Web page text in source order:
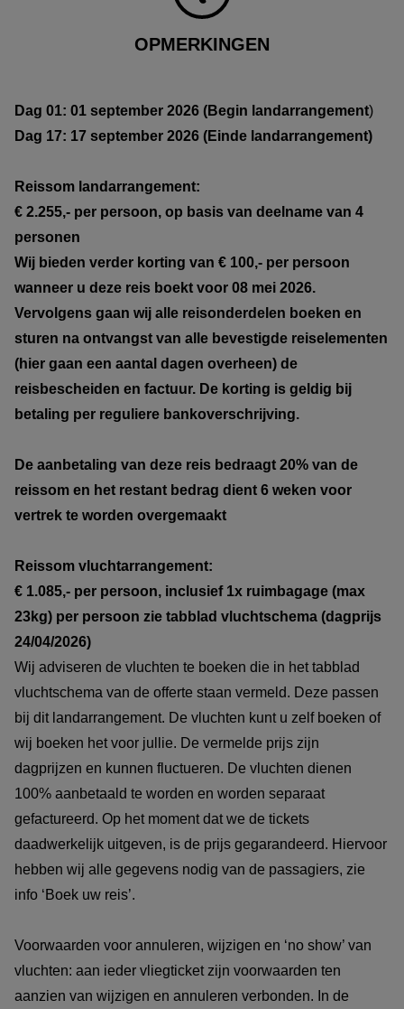
OPMERKINGEN
Dag 01: 01 september 2026 (Begin landarrangement)
Dag 17: 17 september 2026 (Einde landarrangement)
Reissom landarrangement:
€ 2.255,- per persoon, op basis van deelname van 4
personen
Wij bieden verder korting van € 100,- per persoon
wanneer u deze reis boekt voor 08 mei 2026.
Vervolgens gaan wij alle reisonderdelen boeken en
sturen na ontvangst van alle bevestigde reiselementen
(hier gaan een aantal dagen overheen) de
reisbescheiden en factuur. De korting is geldig bij
betaling per reguliere bankoverschrijving.
De aanbetaling van deze reis bedraagt 20% van de
reissom en het restant bedrag dient 6 weken voor
vertrek te worden overgemaakt
Reissom vluchtarrangement:
€ 1.085,- per persoon, inclusief 1x ruimbagage (max
23kg) per persoon zie tabblad vluchtschema (dagprijs
24/04/2026)
Wij adviseren de vluchten te boeken die in het tabblad
vluchtschema van de offerte staan vermeld. Deze passen
bij dit landarrangement. De vluchten kunt u zelf boeken of
wij boeken het voor jullie. De vermelde prijs zijn
dagprijzen en kunnen fluctueren. De vluchten dienen
100% aanbetaald te worden en worden separaat
gefactureerd. Op het moment dat we de tickets
daadwerkelijk uitgeven, is de prijs gegarandeerd. Hiervoor
hebben wij alle gegevens nodig van de passagiers, zie
info ‘Boek uw reis’.
Voorwaarden voor annuleren, wijzigen en ‘no show’ van
vluchten: aan ieder vliegticket zijn voorwaarden ten
aanzien van wijzigen en annuleren verbonden. In de